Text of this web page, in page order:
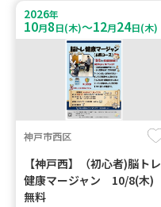
2026年
10月8日(木)～12月24日(木)
神戸市西区
【神戸西】（初心者)脳トレ
健康マージャン 10/8(木)
無料